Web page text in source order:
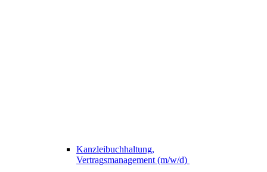
Kanzleibuchhaltung,
Vertragsmanagement (m/w/d)